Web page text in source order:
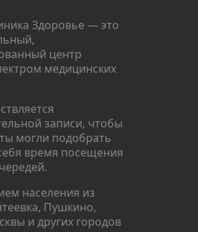
Здоровье — это
центр
медицинских
записи, чтобы
могли подобрать
время посещения
населения из
Пушкино,
и других городов